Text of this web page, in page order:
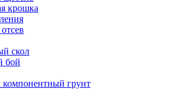
крошка
скол
бой
грунт